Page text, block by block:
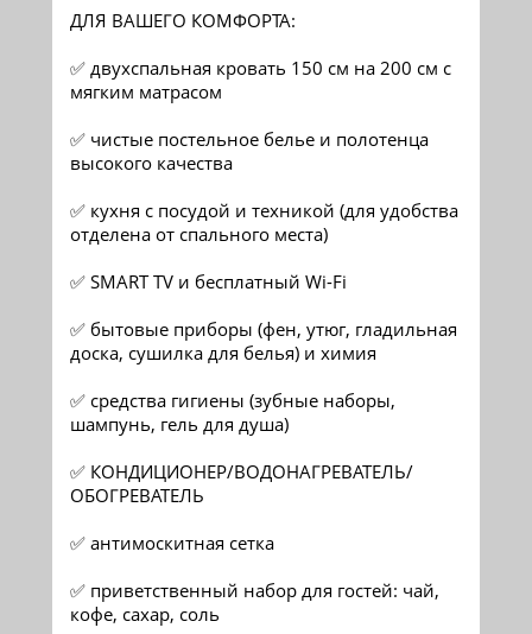
ДЛЯ ВАШЕГО КОМФОРТА:
✅ двухспальная кровать 150 см на 200 см с
мягким матрасом
✅ чистые постельное белье и полотенца
высокого качества
✅ кухня с посудой и техникой (для удобства
отделена от спального места)
✅ SMART ТV и бесплатный Wi-Fi
✅ бытовые приборы (фен, утюг, гладильная
доска, сушилка для белья) и химия
✅ средства гигиены (зубные наборы,
шампунь, гель для душа)
✅ КОНДИЦИОНЕР/ВОДОНАГРЕВАТЕЛЬ/
ОБОГРЕВАТЕЛЬ
✅ антимоскитная сетка
✅ приветственный набор для гостей: чай,
кофе, сахар, соль